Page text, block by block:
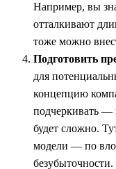
Например, вы
отталкивают
тоже можно
Подготовить
для
концепцию
подчеркивать —
будет сложно.
модели — по
безубыточности.